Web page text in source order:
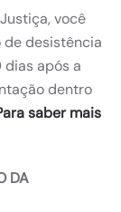
você
desistência
após a
dentro
saber mais
DA